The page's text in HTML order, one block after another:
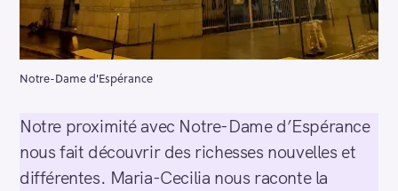
Notre-Dame d'Espérance
Notre proximité avec Notre-Dame d’Espérance
nous fait découvrir des richesses nouvelles et
différentes. Maria-Cecilia nous raconte la